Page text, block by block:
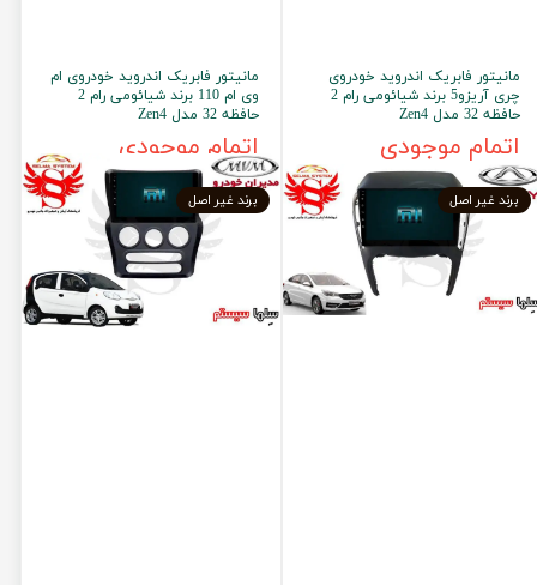
مانیتور فابریک اندروید خودروی
چری آریزو5 برند شیائومی رام 2
حافظه 32 مدل Zen4
اتمام موجودی
مانیتور فابریک اندروید خودروی ام
وی ام 110 برند شیائومی رام 2
حافظه 32 مدل Zen4
اتمام موجودی
برند غیر اصل برند غیر اصل